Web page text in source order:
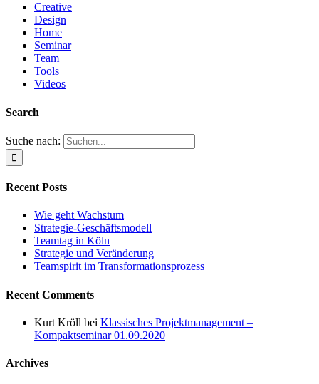
Creative
Design
Home
Seminar
Team
Tools
Videos
Search
Suche nach:
Recent Posts
Wie geht Wachstum
Strategie-Geschäftsmodell
Teamtag in Köln
Strategie und Veränderung
Teamspirit im Transformationsprozess
Recent Comments
Kurt Kröll bei Klassisches Projektmanagement –
Kompaktseminar 01.09.2020
Archives